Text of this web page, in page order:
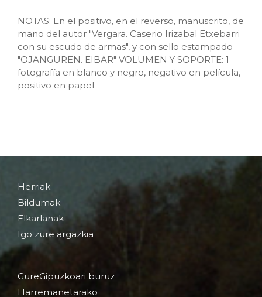
NOTAS: En el positivo, en el reverso, manuscrito, de
mano del autor "Vergara. Caserio Irizabal Etxebarri
con su escudo de armas", y con sello estampado
"OJANGUREN. EIBAR" VOLUMEN Y SOPORTE: 1
fotografía en blanco y negro, negativo en película,
positivo en papel
Herriak
Bildumak
Elkarlanak
Igo zure argazkia
GureGipuzkoari buruz
Harremanetarako